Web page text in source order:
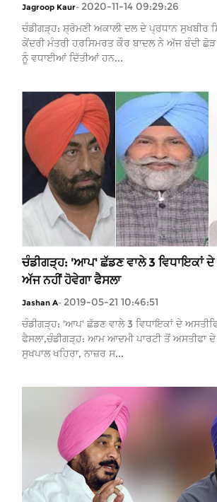
Jagroop Kaur- 2020-11-14 09:29:26
ਚੰਡੀਗੜ੍ਹ: ਸ਼੍ਰੋਮਣੀ ਅਕਾਲੀ ਦਲ ਦੇ ਪ੍ਰਧਾਨ ਸੁਖਬੀਰ
ਕੇਂਦਰੀ ਮੰਤਰੀ ਹਰਸਿਮਰਤ ਕੌਰ ਬਾਦਲ ਨੇ ਅੱਜ ਬੰਦੀ
ਨੂੰ ਵਧਾਈਆਂ ਦਿੱਤੀਆਂ ਹਨ...
ਚੰਡੀਗੜ੍ਹ: 'ਆਪ' ਛੱਡਣ ਵਾਲੇ 3 ਵਿਧਾਇਕਾਂ
ਅੱਜ ਨਹੀਂ ਹੋਵੇਗਾ ਫੈਸਲਾ
Jashan A- 2019-05-21 10:46:51
ਚੰਡੀਗੜ੍ਹ: 'ਆਪ' ਛੱਡਣ ਵਾਲੇ 3 ਵਿਧਾਇਕਾਂ ਦੇ
ਫੈਸਲਾ,ਚੰਡੀਗੜ੍ਹ: ਆਮ ਆਦਮੀ ਪਾਰਟੀ ਤੋਂ ਅਸਤੀਫਾ ਦੇ
ਸੁਖਪਾਲ ਖਹਿਰਾ, ਨਾਜ਼ਰ ਸ...